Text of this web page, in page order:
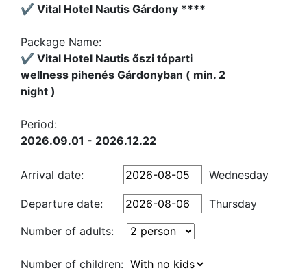
✔️ Vital Hotel Nautis Gárdony ****
Package Name:
✔️ Vital Hotel Nautis őszi tóparti
wellness pihenés Gárdonyban ( min. 2
night )
Period:
2026.09.01 - 2026.12.22
Arrival date: Wednesday
Departure date:
Thursday
Number of adults:
Number of children: